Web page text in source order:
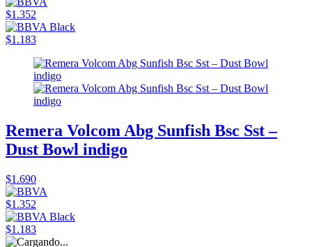
$1.352
$1.183
Remera Volcom Abg Sunfish Bsc Sst –
Dust Bowl indigo
$1.690
$1.352
$1.183